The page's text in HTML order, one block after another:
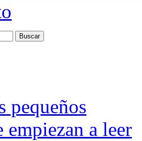
pequeños
empiezan a leer